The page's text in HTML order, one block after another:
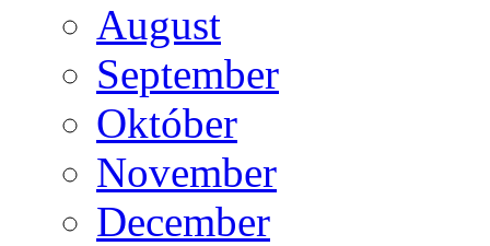
August
September
Október
November
December